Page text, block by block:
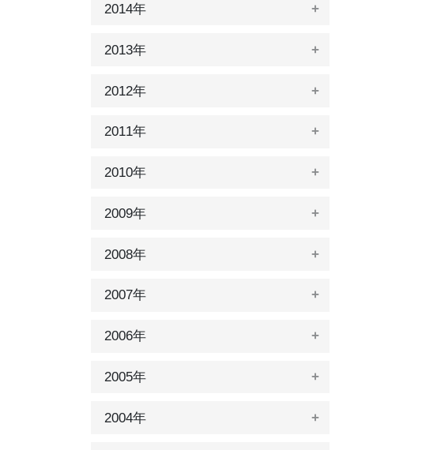
2014年
2013年
2012年
2011年
2010年
2009年
2008年
2007年
2006年
2005年
2004年